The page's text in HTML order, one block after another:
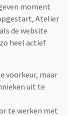
moment
Atelier
de website
heel actief
voorkeur, maar
uit te
te werken met